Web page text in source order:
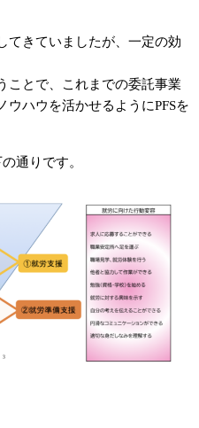
てきていましたが、一定の効
ことで、これまでの委託事業
ハウを活かせるようにPFSを
通りです。